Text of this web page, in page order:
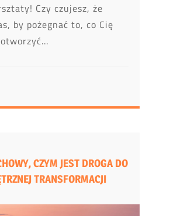
Czy czujesz, że
by pożegnać to, co Cię
CZYM JEST DROGA DO
TRANSFORMACJI